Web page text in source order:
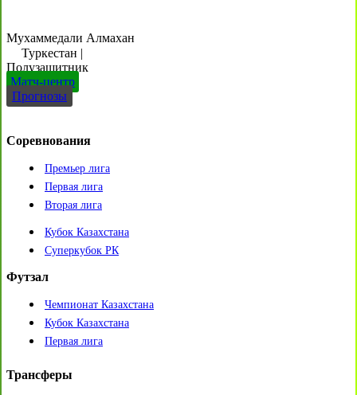
Мухаммедали Алмахан
Туркестан |
Полузащитник
Матч-центр
Прогнозы
Соревнования
Премьер лига
Первая лига
Вторая лига
Кубок Казахстана
Суперкубок РК
Футзал
Чемпионат Казахстана
Кубок Казахстана
Первая лига
Трансферы